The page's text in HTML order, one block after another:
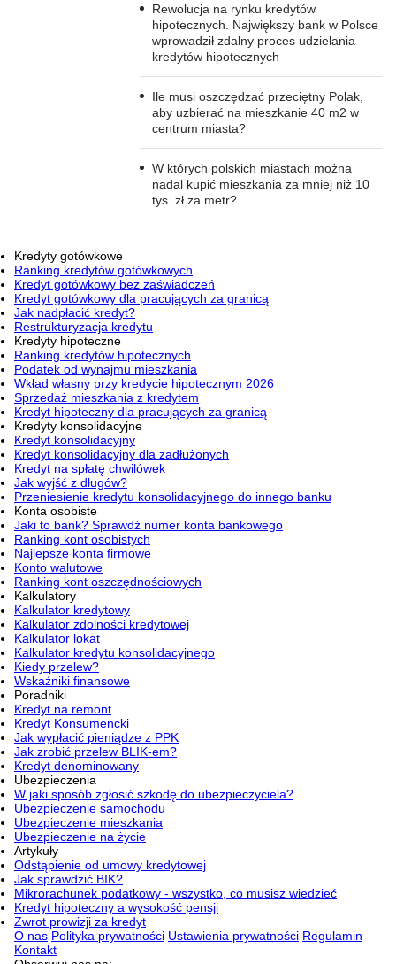
Rewolucja na rynku kredytów
hipotecznych. Największy bank w Polsce
wprowadził zdalny proces udzielania
kredytów hipotecznych
Ile musi oszczędzać przeciętny Polak,
aby uzbierać na mieszkanie 40 m2 w
centrum miasta?
W których polskich miastach można
nadal kupić mieszkania za mniej niż 10
tys. zł za metr?
Kredyty gotówkowe
Ranking kredytów gotówkowych
Kredyt gotówkowy bez zaświadczeń
Kredyt gotówkowy dla pracujących za granicą
Jak nadpłacić kredyt?
Restrukturyzacja kredytu
Kredyty hipoteczne
Ranking kredytów hipotecznych
Podatek od wynajmu mieszkania
Wkład własny przy kredycie hipotecznym 2026
Sprzedaż mieszkania z kredytem
Kredyt hipoteczny dla pracujących za granicą
Kredyty konsolidacyjne
Kredyt konsolidacyjny
Kredyt konsolidacyjny dla zadłużonych
Kredyt na spłatę chwilówek
Jak wyjść z długów?
Przeniesienie kredytu konsolidacyjnego do innego banku
Konta osobiste
Jaki to bank? Sprawdź numer konta bankowego
Ranking kont osobistych
Najlepsze konta firmowe
Konto walutowe
Ranking kont oszczędnościowych
Kalkulatory
Kalkulator kredytowy
Kalkulator zdolności kredytowej
Kalkulator lokat
Kalkulator kredytu konsolidacyjnego
Kiedy przelew?
Wskaźniki finansowe
Poradniki
Kredyt na remont
Kredyt Konsumencki
Jak wypłacić pieniądze z PPK
Jak zrobić przelew BLIK-em?
Kredyt denominowany
Ubezpieczenia
W jaki sposób zgłosić szkodę do ubezpieczyciela?
Ubezpieczenie samochodu
Ubezpieczenie mieszkania
Ubezpieczenie na życie
Artykuły
Odstąpienie od umowy kredytowej
Jak sprawdzić BIK?
Mikrorachunek podatkowy - wszystko, co musisz wiedzieć
Kredyt hipoteczny a wysokość pensji
Zwrot prowizji za kredyt
O nas Polityka prywatności Ustawienia prywatności Regulamin
Kontakt